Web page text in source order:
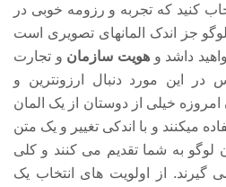
کنید که تجربه و رزومه خوبی در
جز اندک المانهای تصویری است
داشد و هویت سازمان و تجارت
این مورد دنبال ارزونترین و
خیلی از دوستان از یک المان
میکنند و با اندکی تغییر و یک متن
لوگو به شما تقدیم می کنند و کلی
گیرند. از اولویت های انتخاب یک